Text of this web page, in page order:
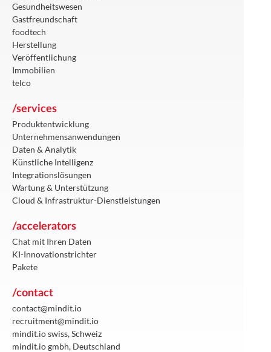
Gesundheitswesen
Gastfreundschaft
foodtech
Herstellung
Veröffentlichung
Immobilien
telco
/services
Produktentwicklung
Unternehmensanwendungen
Daten & Analytik
Künstliche Intelligenz
Integrationslösungen
Wartung & Unterstützung
Cloud & Infrastruktur-Dienstleistungen
/accelerators
Chat mit Ihren Daten
KI-Innovationstrichter
Pakete
/contact
contact@mindit.io
recruitment@mindit.io
mindit.io swiss, Schweiz
mindit.io gmbh, Deutschland